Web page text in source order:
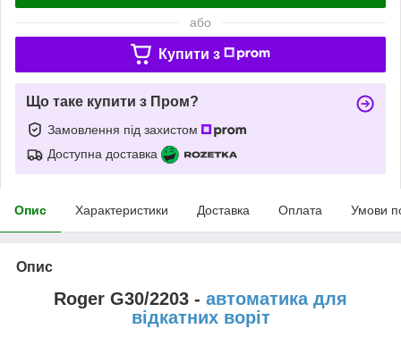
або
Купити з
Що таке купити з Пром?
Замовлення під захистом
Доступна доставка
Опис Характеристики Доставка Оплата Умови
Опис
Roger G30/2203 - автоматика для
відкатних воріт